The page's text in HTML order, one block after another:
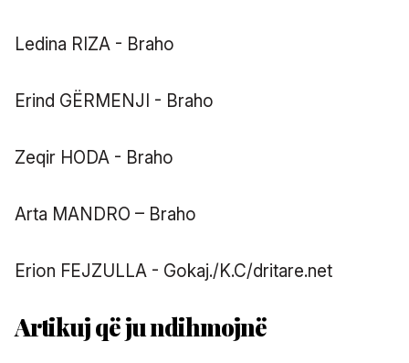
Ledina RIZA - Braho
Erind GËRMENJI - Braho
Zeqir HODA - Braho
Arta MANDRO – Braho
Erion FEJZULLA - Gokaj./K.C/dritare.net